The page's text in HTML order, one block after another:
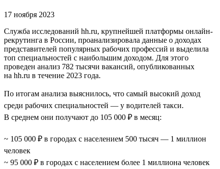
17 ноября 2023
Служба исследований hh.ru, крупнейшей платформы онлайн-
рекрутинга в России, проанализировала данные о доходах
представителей популярных рабочих профессий и выделила
топ специальностей с наибольшим доходом. Для этого
проведен анализ 782 тысячи вакансий, опубликованных
на hh.ru в течение 2023 года.
По итогам анализа выяснилось, что самый высокий доход
среди рабочих специальностей — у водителей такси.
В среднем они получают до 105 000 ₽ в месяц:
~ 105 000 ₽ в городах с населением 500 тысяч — 1 миллион
человек
~ 95 000 ₽ в городах с населением более 1 миллиона человек